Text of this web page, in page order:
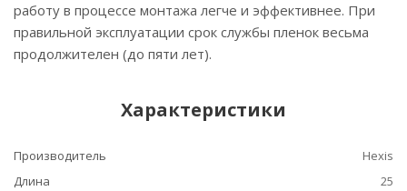
работу в процессе монтажа легче и эффективнее. При
правильной эксплуатации срок службы пленок весьма
продолжителен (до пяти лет).
Характеристики
Производитель
Hexis
Длина
25